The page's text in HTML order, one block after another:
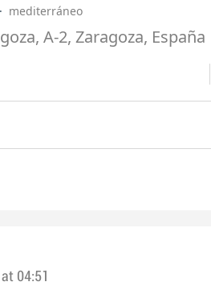
mediterráneo
A-2, Zaragoza, España
04:51